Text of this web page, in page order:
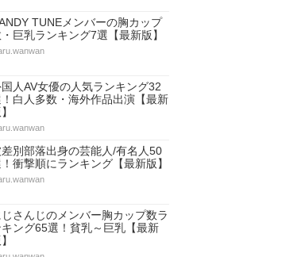
TUNEメンバーの胸カップ
巨乳ランキング7選【最新版】
人AV女優の人気ランキング32
白人多数・海外作品出演【最新
別部落出身の芸能人/有名人50
衝撃順にランキング【最新版】
じさんじのメンバー胸カップ数ラ
キング65選！貧乳～巨乳【最新